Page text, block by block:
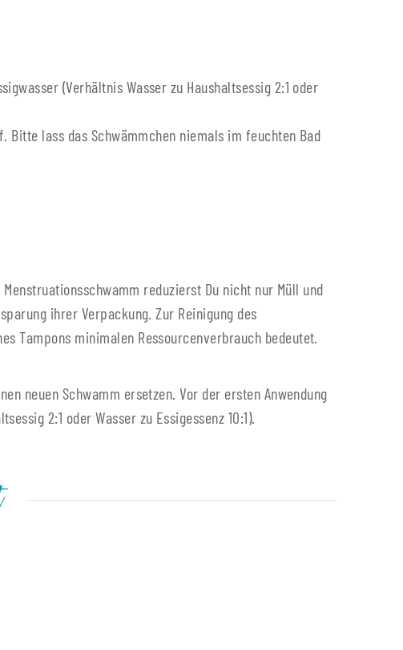
(Verhältnis Wasser zu Haushaltsessig 2:1 oder
Bitte lass das Schwämmchen niemals im feuchten Bad
reduzierst Du nicht nur Müll und
ihrer Verpackung. Zur Reinigung des
Tampons minimalen Ressourcenverbrauch bedeutet.
neuen Schwamm ersetzen. Vor der ersten Anwendung
2:1 oder Wasser zu Essigessenz 10:1).